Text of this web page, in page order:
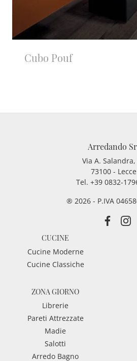
Cubo Pouf
Arredando
Via A. Salandra,
73100 - Lecce
Tel. +39 0832-
® 2026 - P.IVA
CUCINE
Cucine Moderne
Cucine Classiche
ZONA GIORNO
Librerie
Pareti Attrezzate
Madie
Salotti
Arredo Bagno